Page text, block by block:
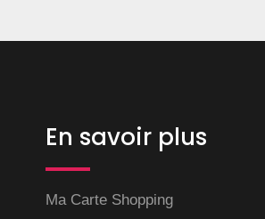
En savoir plus
Ma Carte Shopping